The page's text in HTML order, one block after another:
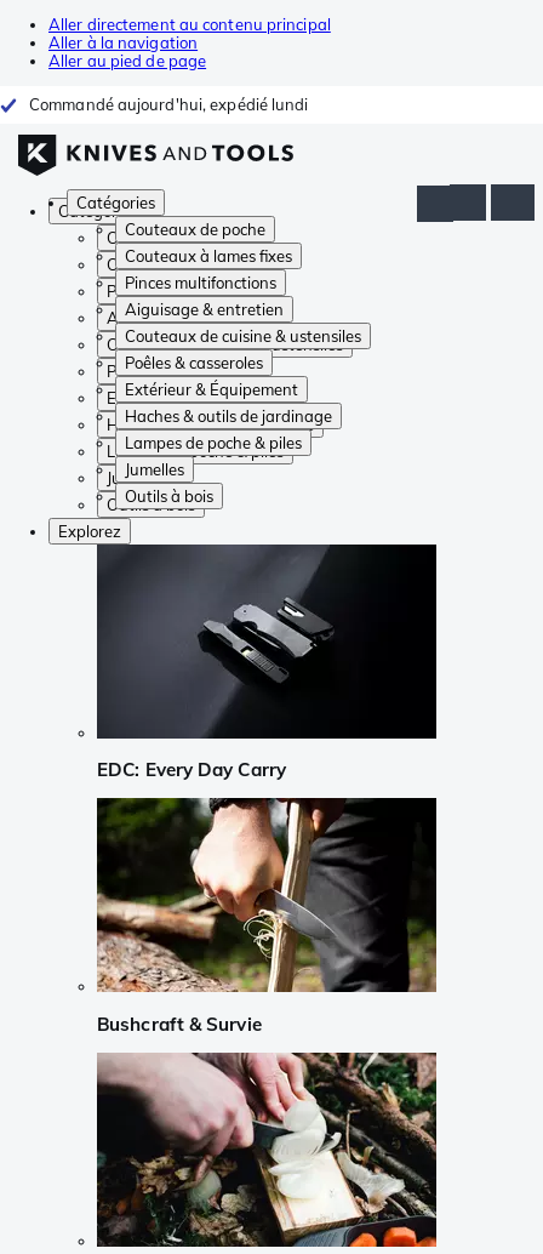
Aller directement au contenu principal
Aller à la navigation
Aller au pied de page
Commandé aujourd'hui, expédié lundi
Catégories
Couteaux de poche
Couteaux à lames fixes
Pinces multifonctions
Aiguisage & entretien
Couteaux de cuisine & ustensiles
Poêles & casseroles
Extérieur & Équipement
Haches & outils de jardinage
Lampes de poche & piles
Jumelles
Outils à bois
Catégories
Couteaux de poche
Couteaux à lames fixes
Pinces multifonctions
Aiguisage & entretien
Couteaux de cuisine & ustensiles
Poêles & casseroles
Extérieur & Équipement
Haches & outils de jardinage
Lampes de poche & piles
Jumelles
Outils à bois
Explorez
EDC: Every Day Carry
Bushcraft & Survie